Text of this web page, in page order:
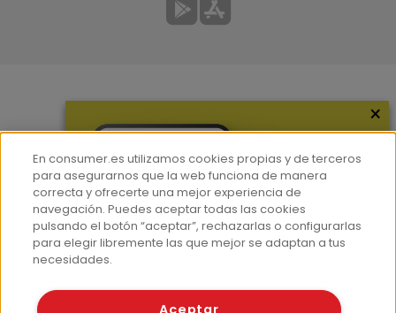
Hemeroteca
Contacto
Prensa
Corpus Lingüístico Consumer
© Fundación EROSKI
×
En consumer.es utilizamos cookies propias y de terceros
para asegurarnos que la web funciona de manera
correcta y ofrecerte una mejor experiencia de
navegación. Puedes aceptar todas las cookies
pulsando el botón “aceptar”, rechazarlas o configurarlas
para elegir libremente las que mejor se adaptan a tus
necesidades.
Aceptar